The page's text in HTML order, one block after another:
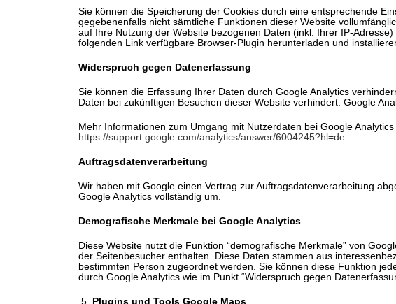
Sie können die Speicherung der Cookies durch eine entsprechende
gegebenenfalls nicht sämtliche Funktionen dieser Website
auf Ihre Nutzung der Website bezogenen Daten (inkl. Ihrer IP-
folgenden Link verfügbare Browser-Plugin herunterladen und
Widerspruch gegen Datenerfassung
Sie können die Erfassung Ihrer Daten durch Google Analytics
Daten bei zukünftigen Besuchen dieser Website verhindert: Google
Mehr Informationen zum Umgang mit Nutzerdaten bei Google
https://support.google.com/analytics/answer/6004245?hl=de
Auftragsdatenverarbeitung
Wir haben mit Google einen Vertrag zur Auftragsdatenverarbeitung
Google Analytics vollständig um.
Demografische Merkmale bei Google Analytics
Diese Website nutzt die Funktion “demografische Merkmale” von
der Seitenbesucher enthalten. Diese Daten stammen aus
bestimmten Person zugeordnet werden. Sie können diese Funktion
durch Google Analytics wie im Punkt “Widerspruch gegen
Plugins und Tools Google Maps